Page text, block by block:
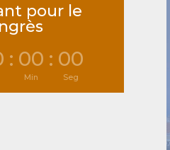
pour le
: 00
Min
: 00
Seg